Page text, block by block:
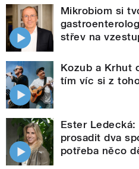
Mikrobiom si
střev na
Kozub a Krhut
tím víc si z
Ester
prosadit dva
potřeba něco